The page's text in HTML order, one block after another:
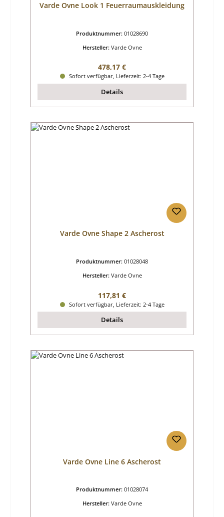
Varde Ovne Look 1 Feuerraumauskleidung
Produktnummer: 01028690
Hersteller: Varde Ovne
Regulärer Preis:
478,17 €
Sofort verfügbar, Lieferzeit: 2-4 Tage
Details
Varde Ovne Shape 2 Ascherost
Produktnummer: 01028048
Hersteller: Varde Ovne
Regulärer Preis:
117,81 €
Sofort verfügbar, Lieferzeit: 2-4 Tage
Details
Varde Ovne Line 6 Ascherost
Produktnummer: 01028074
Hersteller: Varde Ovne